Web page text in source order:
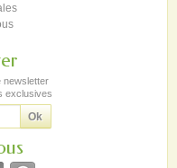
newsletter
exclusives